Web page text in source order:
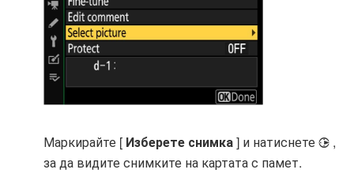
Маркирайте [ Изберете снимка] и натиснете 2 ,
за да видите снимките на картата с памет.